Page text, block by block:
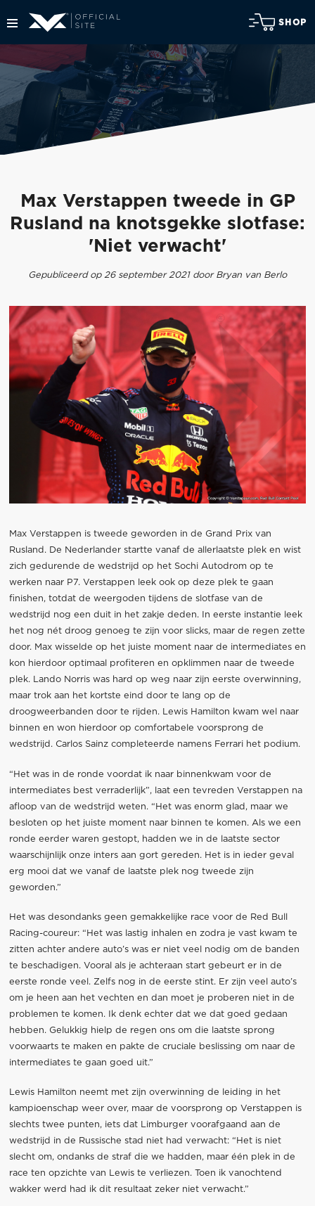
SHOP
Max Verstappen tweede in GP
Rusland na knotsgekke slotfase:
'Niet verwacht'
Gepubliceerd op 26 september 2021 door Bryan van Berlo
Max Verstappen is tweede geworden in de Grand Prix van
Rusland. De Nederlander startte vanaf de allerlaatste plek en wist
zich gedurende de wedstrijd op het Sochi Autodrom op te
werken naar P7. Verstappen leek ook op deze plek te gaan
finishen, totdat de weergoden tijdens de slotfase van de
wedstrijd nog een duit in het zakje deden. In eerste instantie leek
het nog nét droog genoeg te zijn voor slicks, maar de regen zette
door. Max wisselde op het juiste moment naar de intermediates en
kon hierdoor optimaal profiteren en opklimmen naar de tweede
plek. Lando Norris was hard op weg naar zijn eerste overwinning,
maar trok aan het kortste eind door te lang op de
droogweerbanden door te rijden. Lewis Hamilton kwam wel naar
binnen en won hierdoor op comfortabele voorsprong de
wedstrijd. Carlos Sainz completeerde namens Ferrari het podium.
“Het was in de ronde voordat ik naar binnenkwam voor de
intermediates best verraderlijk”, laat een tevreden Verstappen na
afloop van de wedstrijd weten. “Het was enorm glad, maar we
besloten op het juiste moment naar binnen te komen. Als we een
ronde eerder waren gestopt, hadden we in de laatste sector
waarschijnlijk onze inters aan gort gereden. Het is in ieder geval
erg mooi dat we vanaf de laatste plek nog tweede zijn
geworden.”
Het was desondanks geen gemakkelijke race voor de Red Bull
Racing-coureur: “Het was lastig inhalen en zodra je vast kwam te
zitten achter andere auto’s was er niet veel nodig om de banden
te beschadigen. Vooral als je achteraan start gebeurt er in de
eerste ronde veel. Zelfs nog in de eerste stint. Er zijn veel auto’s
om je heen aan het vechten en dan moet je proberen niet in de
problemen te komen. Ik denk echter dat we dat goed gedaan
hebben. Gelukkig hielp de regen ons om die laatste sprong
voorwaarts te maken en pakte de cruciale beslissing om naar de
intermediates te gaan goed uit.”
Lewis Hamilton neemt met zijn overwinning de leiding in het
kampioenschap weer over, maar de voorsprong op Verstappen is
slechts twee punten, iets dat Limburger voorafgaand aan de
wedstrijd in de Russische stad niet had verwacht: “Het is niet
slecht om, ondanks de straf die we hadden, maar één plek in de
race ten opzichte van Lewis te verliezen. Toen ik vanochtend
wakker werd had ik dit resultaat zeker niet verwacht.”